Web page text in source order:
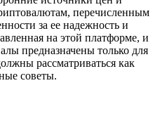
перечисленным
за ее надежность и
на этой платформе, и
предназначены только для
рассматриваться как
советы.